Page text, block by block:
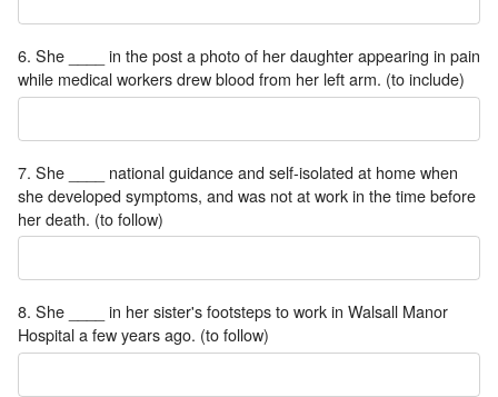
6. She ____ in the post a photo of her daughter appearing in pain
while medical workers drew blood from her left arm. (to include)
7. She ____ national guidance and self-isolated at home when
she developed symptoms, and was not at work in the time before
her death. (to follow)
8. She ____ in her sister's footsteps to work in Walsall Manor
Hospital a few years ago. (to follow)